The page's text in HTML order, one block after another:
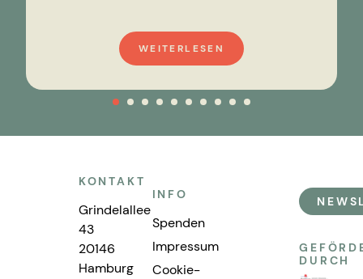
WEITERLESEN
KONTAKT
Grindelallee
43
20146
Hamburg
INFO
Spenden
Impressum
Cookie-
DURCH